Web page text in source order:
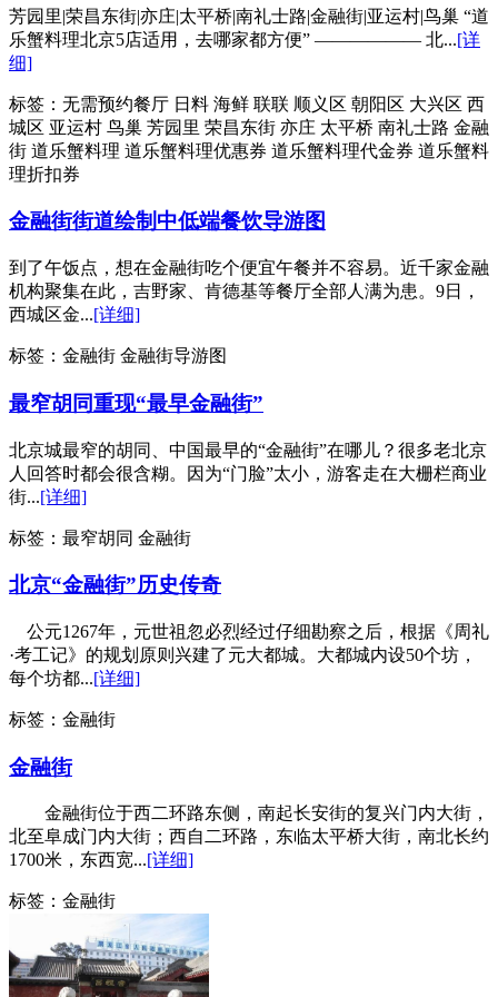
芳园里|荣昌东街|亦庄|太平桥|南礼士路|金融街|亚运村|鸟巢 “道
乐蟹料理北京5店适用，去哪家都方便” —————— 北...[详
细]
标签： 无需预约餐厅 日料 海鲜 联联 顺义区 朝阳区 大兴区 西
城区 亚运村 鸟巢 芳园里 荣昌东街 亦庄 太平桥 南礼士路 金融
街 道乐蟹料理 道乐蟹料理优惠券 道乐蟹料理代金券 道乐蟹料
理折扣券
金融街街道绘制中低端餐饮导游图
到了午饭点，想在金融街吃个便宜午餐并不容易。近千家金融
机构聚集在此，吉野家、肯德基等餐厅全部人满为患。9日，
西城区金...[详细]
标签： 金融街 金融街导游图
最窄胡同重现“最早金融街”
北京城最窄的胡同、中国最早的“金融街”在哪儿？很多老北京
人回答时都会很含糊。因为“门脸”太小，游客走在大栅栏商业
街...[详细]
标签： 最窄胡同 金融街
北京“金融街”历史传奇
公元1267年，元世祖忽必烈经过仔细勘察之后，根据《周礼
·考工记》的规划原则兴建了元大都城。大都城内设50个坊，
每个坊都...[详细]
标签： 金融街
金融街
金融街位于西二环路东侧，南起长安街的复兴门内大街，
北至阜成门内大街；西自二环路，东临太平桥大街，南北长约
1700米，东西宽...[详细]
标签： 金融街